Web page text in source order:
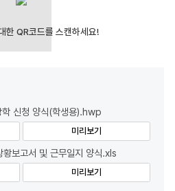
신청 양식(학생용).hwp
미리보기
보고서 및 근무일지 양식.xls
미리보기